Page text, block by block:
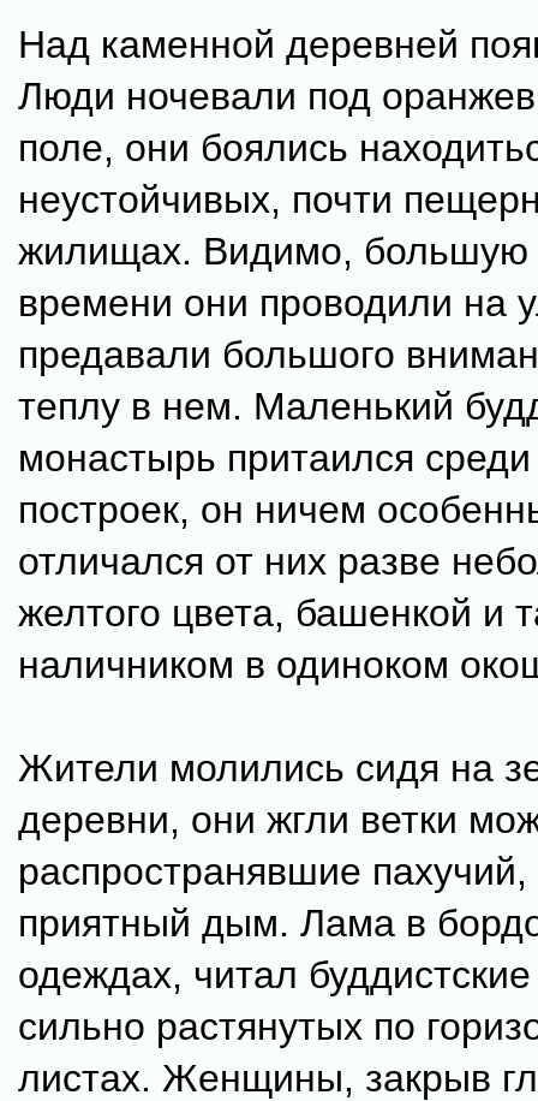
Над каменной деревней
Люди ночевали под
поле, они боялись
неустойчивых, почти
жилищах. Видимо, большую
времени они проводили на
предавали большого
теплу в нем. Маленький
монастырь притаился
построек, он ничем
отличался от них разве
желтого цвета, башенкой и
наличником в одиноком
Жители молились сидя на
деревни, они жгли ветки
распространявшие пахучий,
приятный дым. Лама в
одеждах, читал
сильно растянутых по
листах. Женщины, закрыв